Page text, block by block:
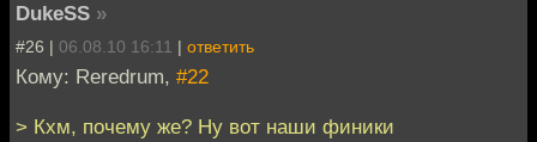
DukeSS »
#26 | 06.08.10 16:11 | ответить
Кому: Reredrum, #22
> Кхм, почему же? Ну вот наши финики